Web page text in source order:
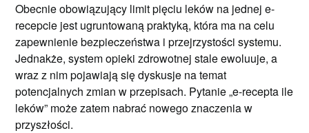
Obecnie obowiązujący limit pięciu leków na jednej e-
recepcie jest ugruntowaną praktyką, która ma na celu
zapewnienie bezpieczeństwa i przejrzystości systemu.
Jednakże, system opieki zdrowotnej stale ewoluuje, a
wraz z nim pojawiają się dyskusje na temat
potencjalnych zmian w przepisach. Pytanie „e-recepta ile
leków” może zatem nabrać nowego znaczenia w
przyszłości.